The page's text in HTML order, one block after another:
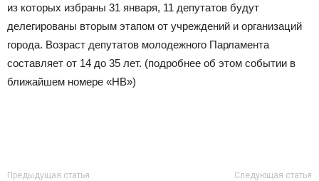
из которых избраны 31 января, 11 депутатов будут
делегированы вторым этапом от учреждений и организаций
города. Возраст депутатов молодежного Парламента
составляет от 14 до 35 лет. (подробнее об этом событии в
ближайшем номере «НВ»)
Предыдущая статья Следующая статья